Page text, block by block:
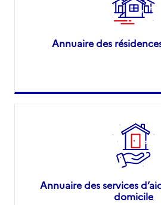
Annuaire des
Annuaire des services
domicile